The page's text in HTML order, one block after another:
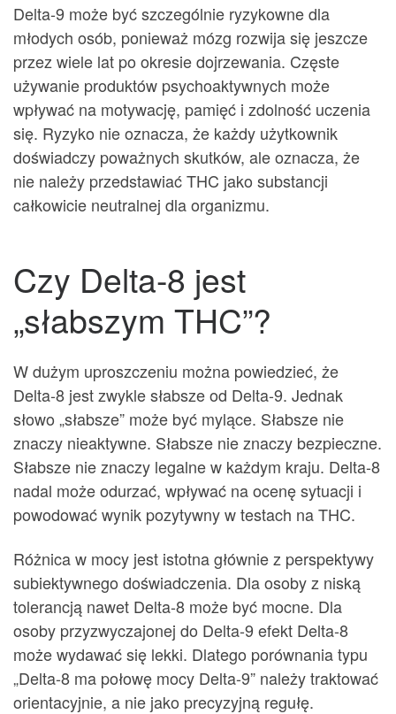
Delta-9 może być szczególnie ryzykowne dla
młodych osób, ponieważ mózg rozwija się jeszcze
przez wiele lat po okresie dojrzewania. Częste
używanie produktów psychoaktywnych może
wpływać na motywację, pamięć i zdolność uczenia
się. Ryzyko nie oznacza, że każdy użytkownik
doświadczy poważnych skutków, ale oznacza, że
nie należy przedstawiać THC jako substancji
całkowicie neutralnej dla organizmu.
Czy Delta-8 jest
„słabszym THC”?
W dużym uproszczeniu można powiedzieć, że
Delta-8 jest zwykle słabsze od Delta-9. Jednak
słowo „słabsze” może być mylące. Słabsze nie
znaczy nieaktywne. Słabsze nie znaczy bezpieczne.
Słabsze nie znaczy legalne w każdym kraju. Delta-8
nadal może odurzać, wpływać na ocenę sytuacji i
powodować wynik pozytywny w testach na THC.
Różnica w mocy jest istotna głównie z perspektywy
subiektywnego doświadczenia. Dla osoby z niską
tolerancją nawet Delta-8 może być mocne. Dla
osoby przyzwyczajonej do Delta-9 efekt Delta-8
może wydawać się lekki. Dlatego porównania typu
„Delta-8 ma połowę mocy Delta-9” należy traktować
orientacyjnie, a nie jako precyzyjną regułę.